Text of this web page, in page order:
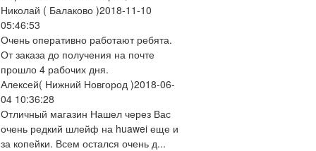
Николай ( Балаково )2018-11-10
05:46:53
Очень оперативно работают ребята.
От заказа до получения на почте
прошло 4 рабочих дня.
Алексей( Нижний Новгород )2018-06-
04 10:36:28
Отличный магазин Нашел через Вас
очень редкий шлейф на huawei еще и
за копейки. Всем остался очень д...